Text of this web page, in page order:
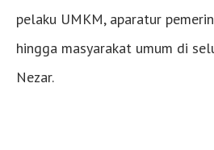
pelaku UMKM, aparatur
hingga masyarakat umum di
Nezar.